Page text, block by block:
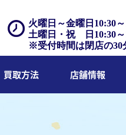
火曜日～金曜日10:30
土曜日・祝 日10:30～
※受付時間は閉店の30
買取方法 店舗情報